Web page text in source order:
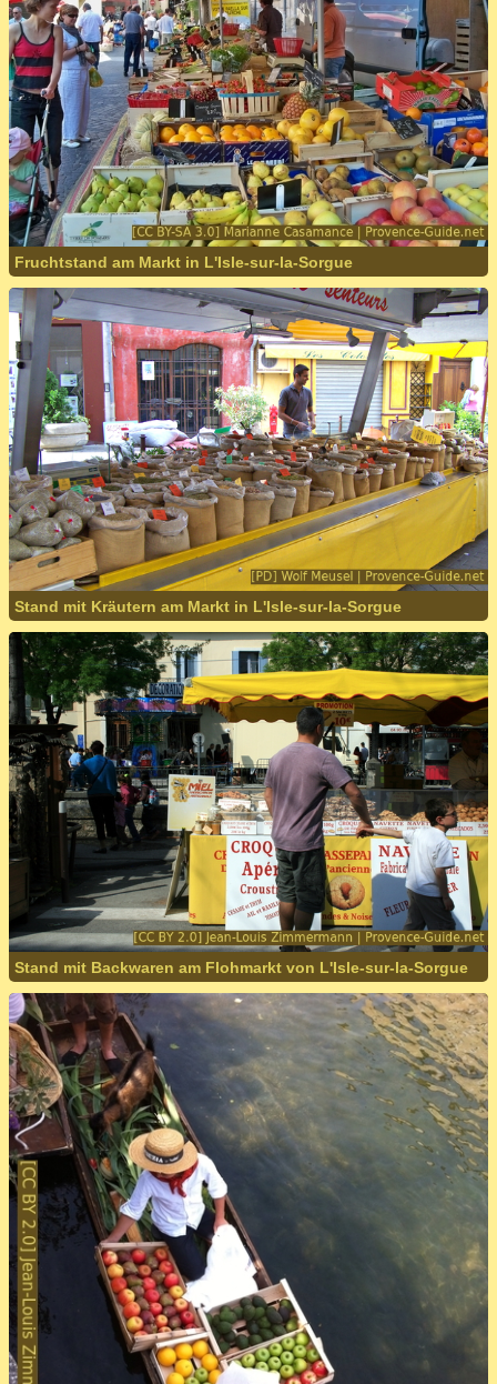
Fruchtstand am Markt in L'Isle-sur-la-Sorgue
Stand mit Kräutern am Markt in L'Isle-sur-la-Sorgue
Stand mit Backwaren am Flohmarkt von L'Isle-sur-la-Sorgue